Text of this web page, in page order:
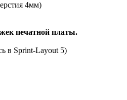
4мм)
печатной платы.
в Sprint-Layout 5)